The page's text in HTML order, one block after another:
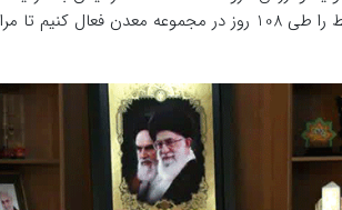
توانستیم به لطف خدای رحمان این خط را طی 108 روز در